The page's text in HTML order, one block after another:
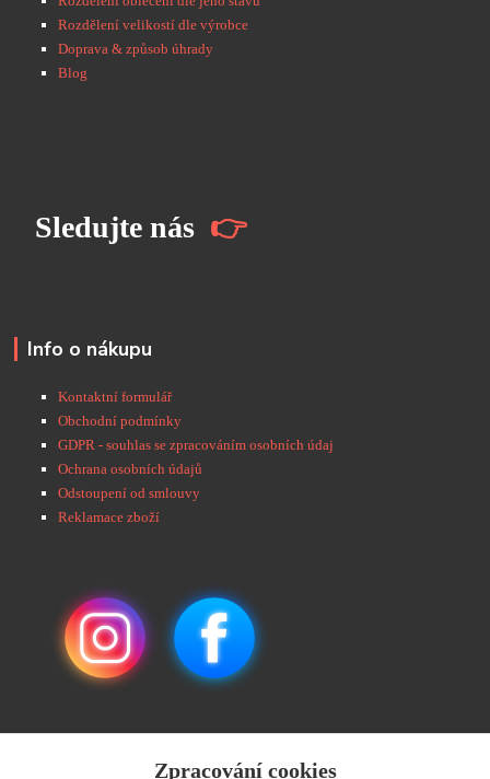
Rozdělení velikostí dle výrobce
Doprava & způsob úhrady
Blog
Sledujte nás 👉
Info o nákupu
Kontaktní formulář
Obchodní podmínky
GDPR - souhlas se zpracováním osobních údaj
Ochrana osobních údajů
Odstoupení od smlouvy
Reklamace zboží
Zpracování cookies